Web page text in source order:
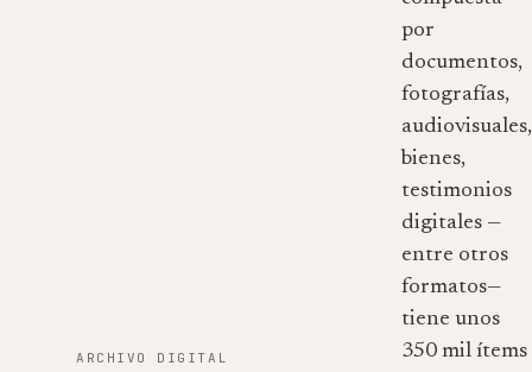
ARCHIVO DIGITAL
por
documentos,
fotografías,
audiovisuales,
bienes,
testimonios
digitales —
entre otros
formatos—
tiene unos
350 mil ítems